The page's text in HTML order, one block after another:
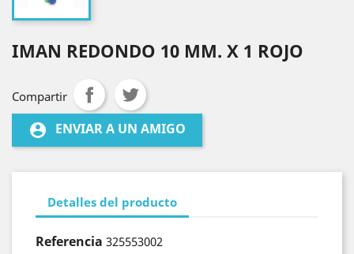
IMAN REDONDO 10 MM. X 1 ROJO
Compartir
account_circle ENVIAR A UN AMIGO
Detalles del producto
Referencia 325553002